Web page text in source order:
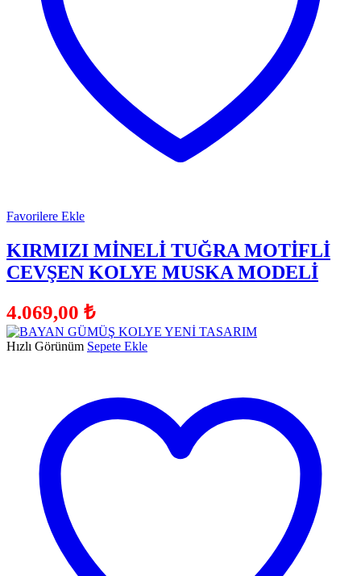
Favorilere Ekle
KIRMIZI MİNELİ TUĞRA MOTİFLİ
CEVŞEN KOLYE MUSKA MODELİ
4.069,00 ₺
Hızlı Görünüm Sepete Ekle